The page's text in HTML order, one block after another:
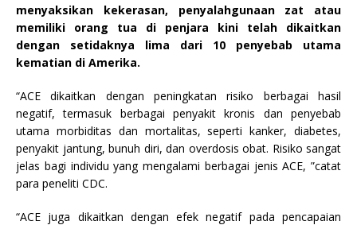
menyaksikan kekerasan, penyalahgunaan zat atau
memiliki orang tua di penjara kini telah dikaitkan
dengan setidaknya lima dari 10 penyebab utama
kematian di Amerika.
“ACE dikaitkan dengan peningkatan risiko berbagai hasil
negatif, termasuk berbagai penyakit kronis dan penyebab
utama morbiditas dan mortalitas, seperti kanker, diabetes,
penyakit jantung, bunuh diri, dan overdosis obat. Risiko sangat
jelas bagi individu yang mengalami berbagai jenis ACE, ”catat
para peneliti CDC.
“ACE juga dikaitkan dengan efek negatif pada pencapaian